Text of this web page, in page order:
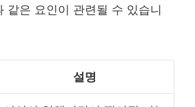
같은 요인이 관련될 수 있습니
설명